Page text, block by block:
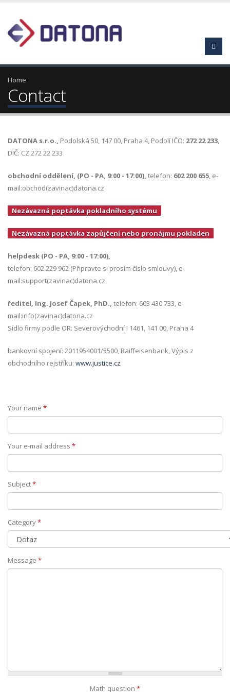
Home
Contact
DATONA s.r.o., Podolská 50, 147 00, Praha 4, Podolí IČO: 272 22 233,
DIČ: CZ 272 22 233
obchodní oddělení, (PO - PA, 9:00 - 17:00), telefon: 602 200 655, e-
mail:obchod(zavinac)datona.cz
Nezávazná poptávka pokladního systému
Nezávazná poptávka zapůjčení nebo pronájmu pokladen
helpdesk (PO - PA, 9:00 - 17:00),
telefon: 602 229 962 (Připravte si prosím číslo smlouvy), e-
mail:support(zavinac)datona.cz
ředitel, Ing. Josef Čapek, PhD., telefon: 603 430 733, e-
mail:info(zavinac)datona.cz
Sídlo firmy podle OR: Severovýchodní I 1461, 141 00, Praha 4
bankovní spojení: 2011954001/5500, Raiffeisenbank, Výpis z
obchodního rejstříku: www.justice.cz
Your name *
Your e-mail address *
Subject*
Category*
Message *
Math question *